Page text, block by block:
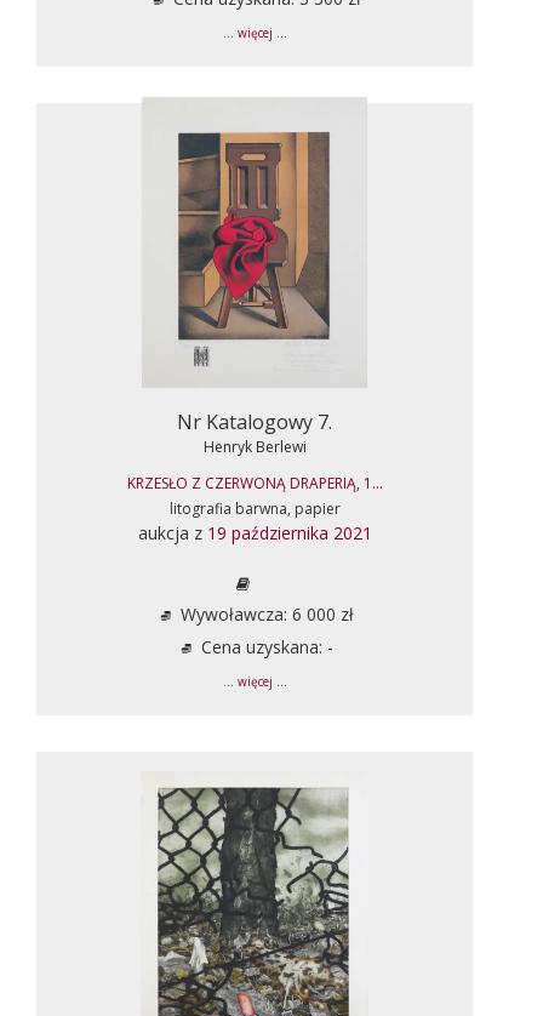
... więcej ...
Nr Katalogowy 7.
Henryk Berlewi
KRZESŁO Z CZERWONĄ DRAPERIĄ, 1...
litografia barwna, papier
aukcja z 19 października 2021
Wywoławcza: 6 000 zł
Cena uzyskana: -
... więcej ...